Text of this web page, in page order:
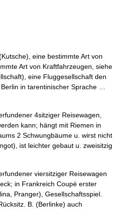
eine bestimmte Art von
Art von Kraftfahrzeugen, siehe
eine Fluggesellschaft den
in tarentinischer Sprache …
4sitziger Reisewagen,
kann; hängt mit Riemen in
2 Schwungbäume u. wirst nicht
ist leichter gebaut u. zweisitzig
viersitziger Reisewagen
in Frankreich Coupé erster
Pranger), Gesellschaftsspiel.
B. (Berlinke) auch